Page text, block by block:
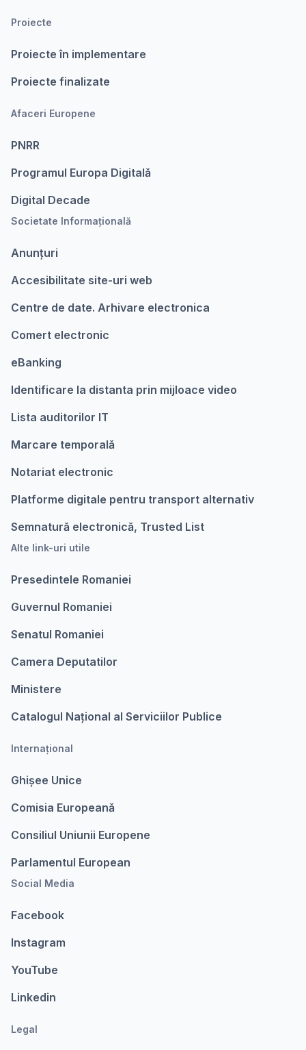
Proiecte
Proiecte în implementare
Proiecte finalizate
Afaceri Europene
PNRR
Programul Europa Digitalǎ
Digital Decade
Societate Informațională
Anunțuri
Accesibilitate site-uri web
Centre de date. Arhivare electronica
Comert electronic
eBanking
Identificare la distanta prin mijloace video
Lista auditorilor IT
Marcare temporalǎ
Notariat electronic
Platforme digitale pentru transport alternativ
Semnatură electronică, Trusted List
Alte link-uri utile
Presedintele Romaniei
Guvernul Romaniei
Senatul Romaniei
Camera Deputatilor
Ministere
Catalogul Național al Serviciilor Publice
Internațional
Ghișee Unice
Comisia Europeanǎ
Consiliul Uniunii Europene
Parlamentul European
Social Media
Facebook
Instagram
YouTube
Linkedin
Legal